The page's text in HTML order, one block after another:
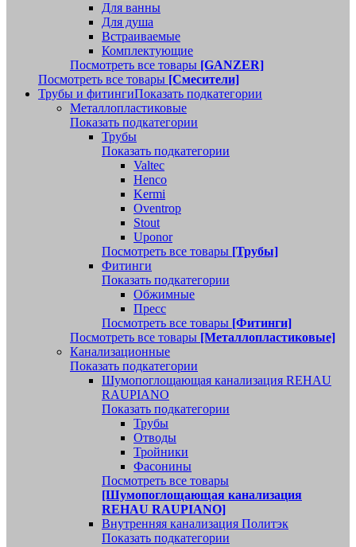
Для ванны
Для душа
Встраиваемые
Комплектующие
Посмотреть все товары [GANZER]
Посмотреть все товары [Смесители]
Трубы и фитингиПоказать подкатегории
Металлопластиковые
Показать подкатегории
Трубы
Показать подкатегории
Valtec
Henco
Kermi
Oventrop
Stout
Uponor
Посмотреть все товары [Трубы]
Фитинги
Показать подкатегории
Обжимные
Пресс
Посмотреть все товары [Фитинги]
Посмотреть все товары [Металлопластиковые]
Канализационные
Показать подкатегории
Шумопоглощающая канализация REHAU
RAUPIANO
Показать подкатегории
Трубы
Отводы
Тройники
Фасонины
Посмотреть все товары
[Шумопоглощающая канализация
REHAU RAUPIANO]
Внутренняя канализация Политэк
Показать подкатегории